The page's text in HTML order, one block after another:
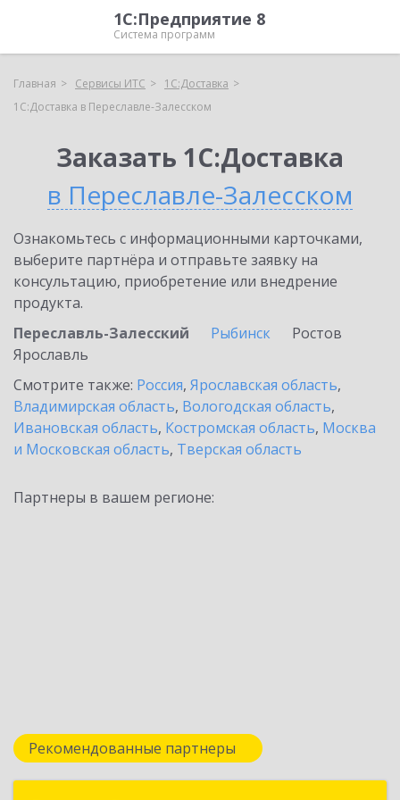
1С:Предприятие 8
Система программ
Главная Сервисы ИТС
1С:Доставка
1С:Доставка в Переславле-Залесском
Заказать 1С:Доставка
в Переславле-Залесском
Ознакомьтесь с информационными карточками,
выберите партнёра и отправьте заявку на
консультацию, приобретение или внедрение
продукта.
Переславль-Залесский
Рыбинск
Ростов
Ярославль
Смотрите также: Россия, Ярославская область,
Владимирская область, Вологодская область,
Ивановская область, Костромская область, Москва
и Московская область, Тверская область
Партнеры в вашем регионе:
Рекомендованные партнеры